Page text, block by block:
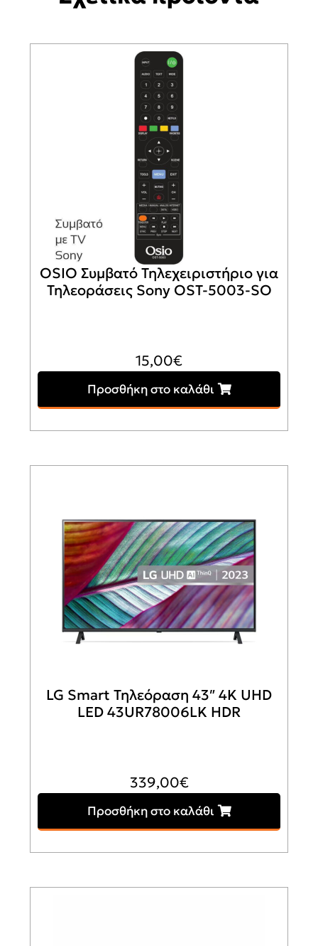
OSIO Συμβατό Τηλεχειριστήριο για
Τηλεοράσεις Sony OST-5003-SO
15,00€
Προσθήκη στο καλάθι
LG Smart Τηλεόραση 43″ 4K UHD
LED 43UR78006LK HDR
339,00€
Προσθήκη στο καλάθι